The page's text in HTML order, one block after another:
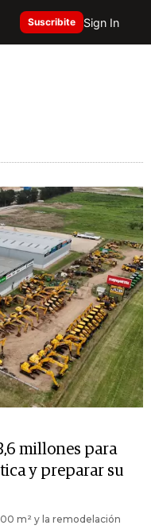
Suscribite Sign In
millones para
y preparar su
m² y la remodelación